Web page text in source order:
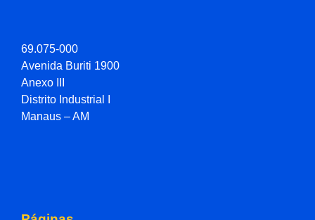
69.075-000
Avenida Buriti 1900
Anexo III
Distrito Industrial I
Manaus – AM